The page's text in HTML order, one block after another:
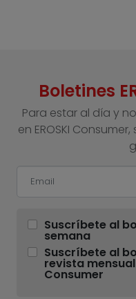
Boletines
Para estar al día y
en EROSKI
Suscríbete al
semana
Suscríbete al
revista mensual
Consumer